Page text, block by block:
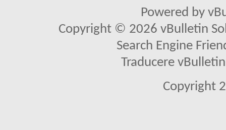
Powered by
Copyright © 2026 vBulletin
Search Engine
Traducere
Copyright